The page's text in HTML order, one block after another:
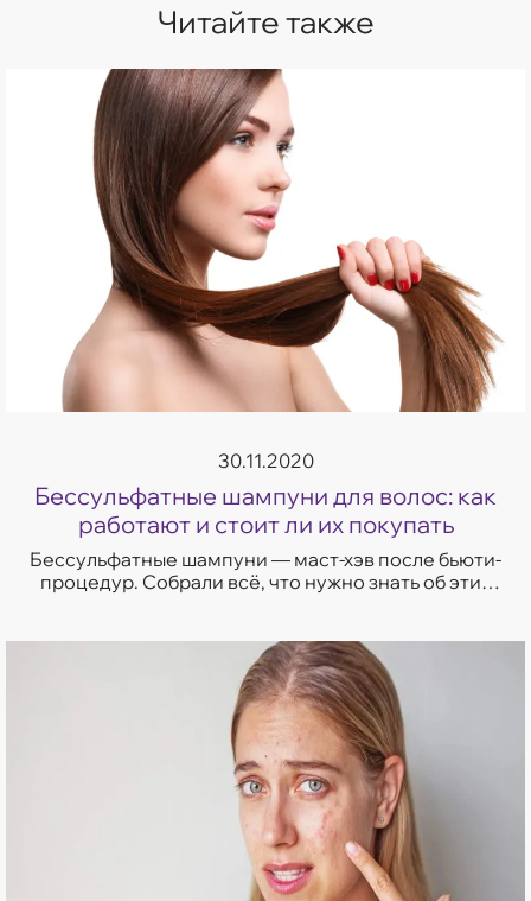
Читайте также
30.11.2020
Бессульфатные шампуни для волос: как
работают и стоит ли их покупать
Бессульфатные шампуни — маст-хэв после бьюти-
процедур. Собрали всё, что нужно знать об этих